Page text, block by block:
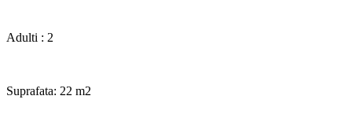
Adulti : 2
Suprafata: 22 m2